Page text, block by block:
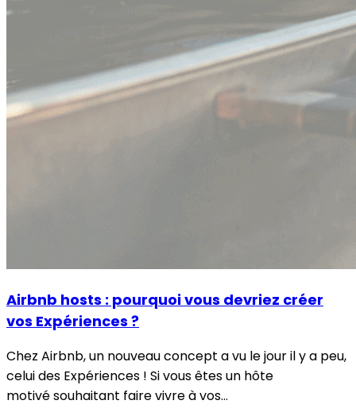
Airbnb hosts : pourquoi vous devriez créer
vos Expériences ?
Chez Airbnb, un nouveau concept a vu le jour il y a peu,
celui des Expériences ! Si vous êtes un hôte
motivé souhaitant faire vivre à vos…